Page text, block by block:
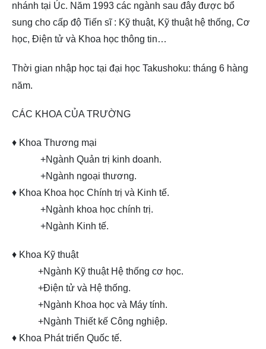
nhánh tại Úc. Năm 1993 các ngành sau đây được bổ
sung cho cấp độ Tiến sĩ : Kỹ thuật, Kỹ thuật hệ thống, Cơ
học, Điện tử và Khoa học thông tin…
Thời gian nhập học tại đại học Takushoku: tháng 6 hàng
năm.
CÁC KHOA CỦA TRƯỜNG
♦ Khoa Thương mại
+Ngành Quản trị kinh doanh.
+Ngành ngoại thương.
♦ Khoa Khoa học Chính trị và Kinh tế.
+Ngành khoa học chính trị.
+Ngành Kinh tế.
♦ Khoa Kỹ thuật
+Ngành Kỹ thuật Hệ thống cơ học.
+Điện tử và Hệ thống.
+Ngành Khoa học và Máy tính.
+Ngành Thiết kế Công nghiệp.
♦ Khoa Phát triển Quốc tế.